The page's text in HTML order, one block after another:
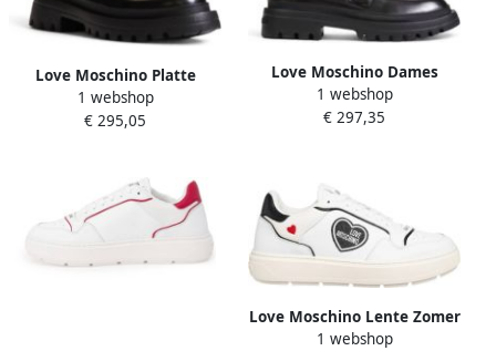
Love Moschino Platte
Polyethyleen
Damesschoenencollectie
1 webshop
€ 295,05
Love Moschino Dames
Schoenen Herfst Winter
Collectie Black Dames
1 webshop
€ 297,35
Love Moschino Lente Zomer
Dames Sneakers White
1 webshop